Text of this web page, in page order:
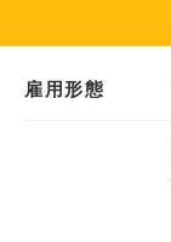
雇用形態